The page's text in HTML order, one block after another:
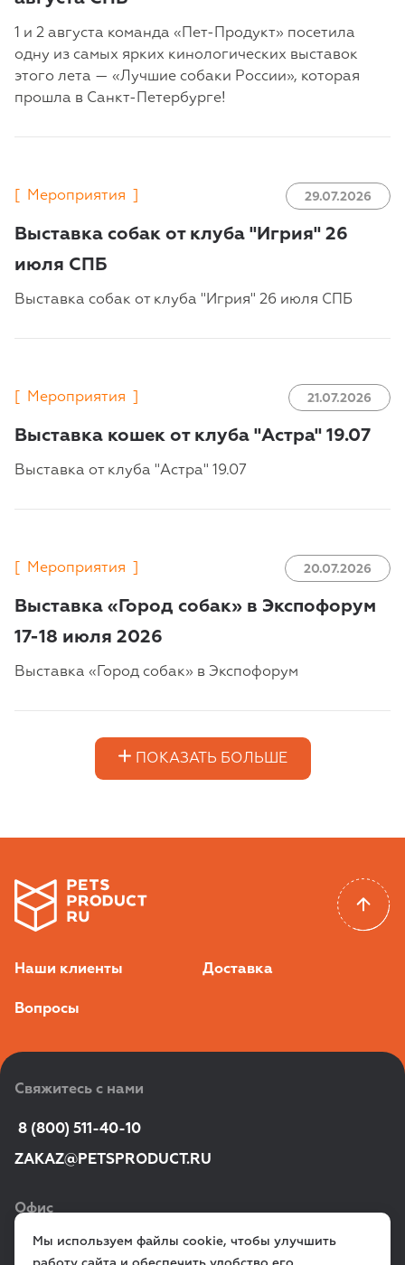
1 и 2 августа команда «Пет-Продукт» посетила
одну из самых ярких кинологических выставок
этого лета — «Лучшие собаки России», которая
прошла в Санкт-Петербурге!
Мероприятия 29.07.2026
Выставка собак от клуба "Игрия" 26
июля СПБ
Выставка собак от клуба "Игрия" 26 июля СПБ
Мероприятия 21.07.2026
Выставка кошек от клуба "Астра" 19.07
Выставка от клуба "Астра" 19.07
Мероприятия 20.07.2026
Выставка «Город собак» в Экспофорум
17-18 июля 2026
Выставка «Город собак» в Экспофорум
ПОКАЗАТЬ БОЛЬШЕ
Наши клиенты Доставка
Вопросы
Свяжитесь с нами
8 (800) 511-40-10
ZAKAZ@PETSPRODUCT.RU
Офис
г. Санкт‑Петербург,
Мы используем файлы cookie, чтобы улучшить